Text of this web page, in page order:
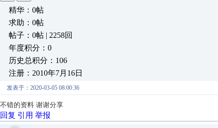
精华：0帖
求助：0帖
帖子：0帖 | 2258回
年度积分：0
历史总积分：106
注册：2010年7月16日
发表于：2020-03-05 08:00:36
不错的资料 谢谢分享
回复 引用 举报